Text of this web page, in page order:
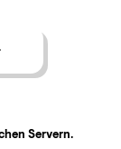
Servern.